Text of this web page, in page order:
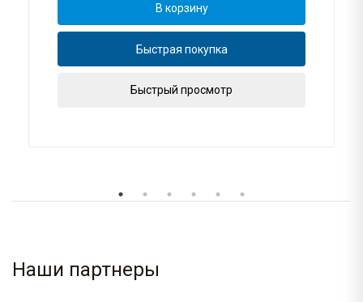
В корзину
Быстрая покупка
Быстрый просмотр
Наши партнеры